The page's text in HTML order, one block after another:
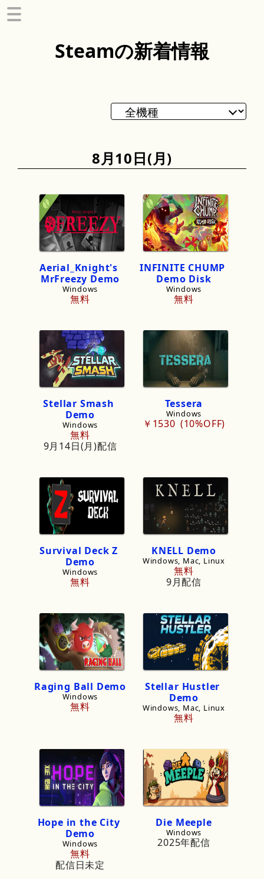
Steamの新着情報
8月10日(月)
Aerial_Knight's
MrFreezy Demo
Windows
無料
INFINITE CHUMP
Demo Disk
Windows
無料
Stellar Smash
Demo
Windows
無料
9月14日(月)配信
Tessera
Windows
￥1530 10%OFF
Survival Deck Z
Demo
Windows
無料
KNELL Demo
Windows, Mac, Linux
無料
9月配信
Raging Ball Demo
Windows
無料
Stellar Hustler
Demo
Windows, Mac, Linux
無料
Hope in the City
Demo
Windows
無料
配信日未定
Die Meeple
Windows
2025年配信